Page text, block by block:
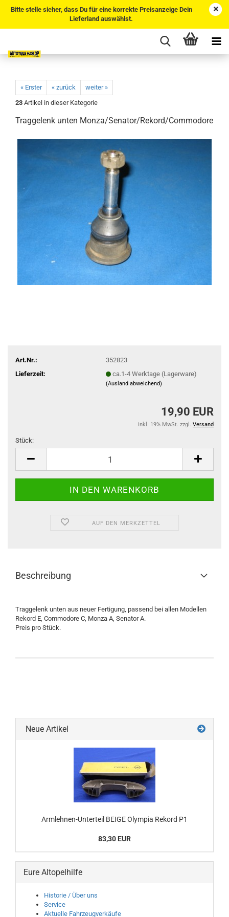
Bitte stelle sicher, dass Du für eine korrekte Preisanzeige Dein
Lieferland auswählst.
« Erster « zurück
weiter »
23 Artikel in dieser Kategorie
Traggelenk unten Monza/Senator/Rekord/Commodore
Art.Nr.:
352823
Lieferzeit:
ca.1-4 Werktage (Lagerware)
(Ausland abweichend)
19,90 EUR
inkl. 19% MwSt. zzgl. Versand
Stück:
AUF DEN MERKZETTEL
Beschreibung
Traggelenk unten aus neuer Fertigung, passend bei allen Modellen
Rekord E, Commodore C, Monza A, Senator A.
Preis pro Stück.
Neue Artikel
Armlehnen-Unterteil BEIGE Olympia Rekord P1
83,30 EUR
Eure Altopelhilfe
Historie / Über uns
Service
Aktuelle Fahrzeugverkäufe